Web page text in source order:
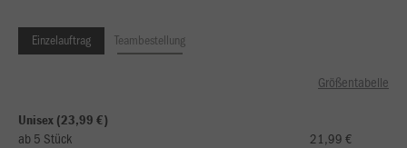
Einzelauftrag Teambestellung
Größentabelle
Unisex (23,99 €)
ab 5 Stück
21,99 €